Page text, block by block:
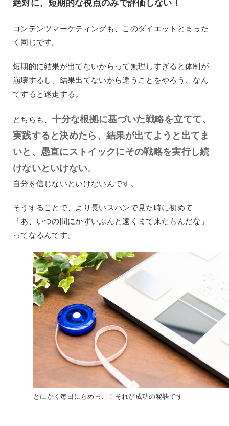
絶対に、短期的な視点のみで評価しない！
コンテンツマーケティングも、このダイエットとまった
く同じです。
短期的に結果が出てないからって無理しすぎると体制が
崩壊するし、結果出てないから違うことをやろう、なん
てすると迷走する。
どちらも、十分な根拠に基づいた戦略を立てて、
実践すると決めたら、結果が出てようと出てま
いと、愚直にストイックにその戦略を実行し続
けないといけない。
自分を信じないといけないんです。
そうすることで、より長いスパンで見た時に初めて
「あ、いつの間にかずいぶんと遠くまで来たもんだな」
ってなるんです。
とにかく毎日にらめっこ！それが成功の秘訣です